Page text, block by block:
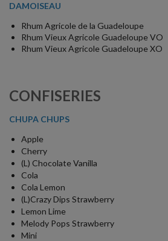
DAMOISEAU
Rhum Agricole de la Guadeloupe
Rhum Vieux Agricole Guadeloupe VO
Rhum Vieux Agricole Guadeloupe XO
CONFISERIES
CHUPA CHUPS
Apple
Cherry
(L) Chocolate Vanilla
Cola
Cola Lemon
(L)Crazy Dips Strawberry
Lemon Lime
Melody Pops Strawberry
Mini